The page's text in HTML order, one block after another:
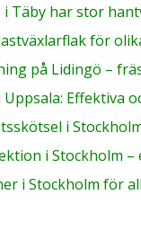
i Täby har stor
för
på Lidingö –
Uppsala: Effektiva
i
i Stockholm –
i Stockholm för